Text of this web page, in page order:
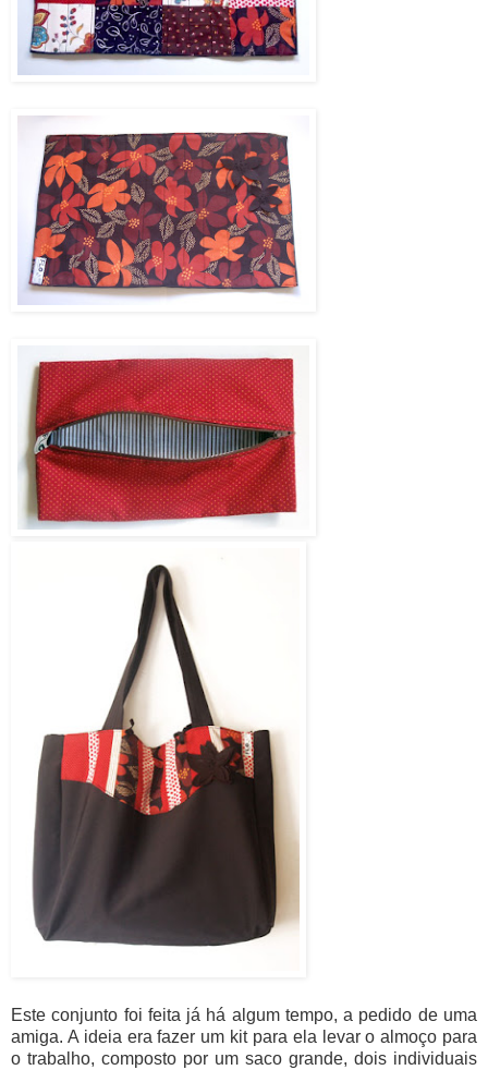
Este conjunto foi feita já há algum tempo, a pedido de uma
amiga. A ideia era fazer um kit para ela levar o almoço para
o trabalho, composto por um saco grande, dois individuais